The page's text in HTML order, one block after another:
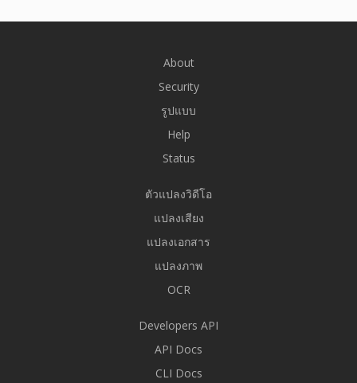
About
Security
รูปแบบ
Help
Status
ตัวแปลงวิดีโอ
แปลงเสียง
แปลงเอกสาร
แปลงภาพ
OCR
Developers API
API Docs
CLI Docs